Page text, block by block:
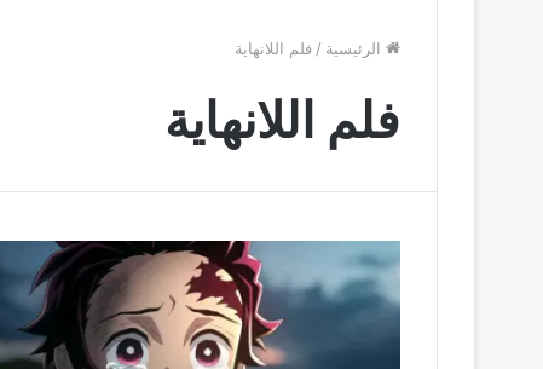
الرئيسية / فلم اللانهاية
فلم اللانهاية